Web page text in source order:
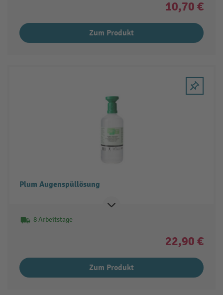
10,70 €
Zum Produkt
Plum Augenspüllösung
8 Arbeitstage
22,90 €
Zum Produkt